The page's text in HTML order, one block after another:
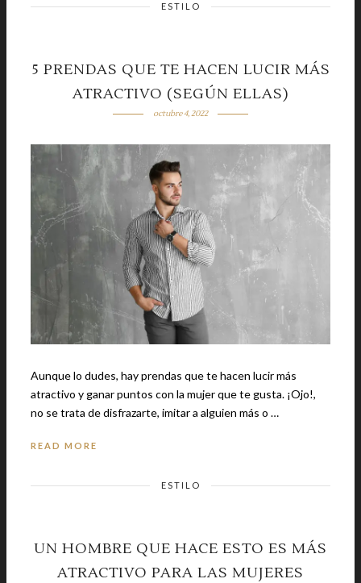
ESTILO
5 PRENDAS QUE TE HACEN LUCIR MÁS
ATRACTIVO (SEGÚN ELLAS)
octubre 4, 2022
Aunque lo dudes, hay prendas que te hacen lucir más
atractivo y ganar puntos con la mujer que te gusta. ¡Ojo!,
no se trata de disfrazarte, imitar a alguien más o …
READ MORE
ESTILO
UN HOMBRE QUE HACE ESTO ES MÁS
ATRACTIVO PARA LAS MUJERES